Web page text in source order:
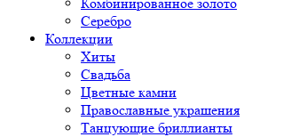
Серебро
Коллекции
Хиты
Свадьба
Цветные камни
Православные украшения
Танцующие бриллианты